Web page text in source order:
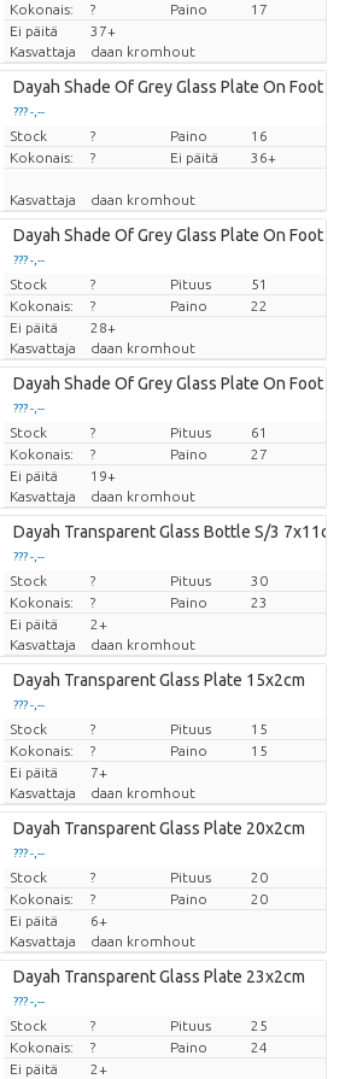
Kokonais:
? Paino
17
Ei päitä
37+
Kasvattaja
daan kromhout
Dayah Shade Of Grey Glass Plate On Foot
??? -,--
Hinta per kappale
Stock ? Paino
16
Kokonais:
? Ei päitä 36+
Kasvattaja daan kromhout
Dayah Shade Of Grey Glass Plate On Foot
??? -,--
Hinta per kappale
Stock ? Pituus
51
Kokonais:
? Paino
22
Ei päitä
28+
Kasvattaja
daan kromhout
Dayah Shade Of Grey Glass Plate On Foot
??? -,--
Hinta per kappale
Stock ? Pituus
61
Kokonais:
? Paino
27
Ei päitä
19+
Kasvattaja
daan kromhout
Dayah Transparent Glass Bottle S/3 7x11cm
??? -,--
Hinta per kappale
Stock ? Pituus
30
Kokonais:
? Paino
23
Ei päitä
2+
Kasvattaja
daan kromhout
Dayah Transparent Glass Plate 15x2cm
??? -,--
Hinta per kappale
Stock ? Pituus
15
Kokonais:
? Paino
15
Ei päitä
7+
Kasvattaja
daan kromhout
Dayah Transparent Glass Plate 20x2cm
??? -,--
Hinta per kappale
Stock ? Pituus
20
Kokonais:
? Paino
20
Ei päitä
6+
Kasvattaja
daan kromhout
Dayah Transparent Glass Plate 23x2cm
??? -,--
Hinta per kappale
Stock ? Pituus
25
Kokonais:
? Paino
24
Ei päitä
2+